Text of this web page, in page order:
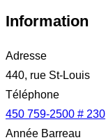
Information
Adresse
440, rue St-Louis
Téléphone
450 759-2500 # 230
Année Barreau